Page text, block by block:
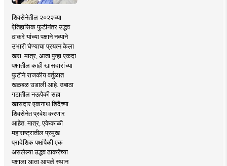
शिवसेनेतील २०२२च्या
ऐतिहासिक फुटीनंतर उद्धव
ठाकरे यांच्या पक्षाने नव्याने
उभारी घेण्याचा प्रयत्न केला
खरा. मात्र, आता पुन्हा एकदा
पक्षातील काही खासदारांच्या
फुटीने राजकीय वर्तुळात
खळबळ उडाली आहे. उबाठा
गटातील नऊपैकी सहा
खासदार एकनाथ शिंदेंच्या
शिवसेनेत प्रवेश करणार
आहेत. मात्र, एकेकाळी
महाराष्ट्रातील प्रमुख
प्रादेशिक पक्षांपैकी एक
असलेल्या उद्धव ठाकरेंच्या
पक्षाला आता आपले स्थान